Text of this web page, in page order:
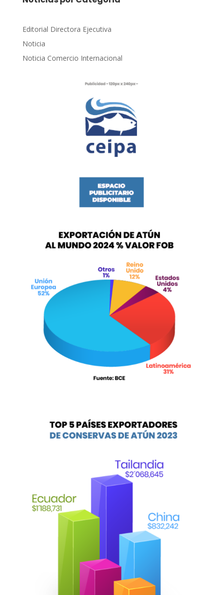
Editorial Directora Ejecutiva
Noticia
Noticia Comercio Internacional